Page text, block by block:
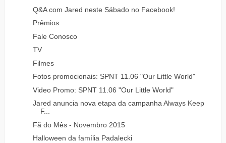
Q&A com Jared neste Sábado no Facebook!
Prêmios
Fale Conosco
TV
Filmes
Fotos promocionais: SPNT 11.06 "Our Little World"
Video Promo: SPNT 11.06 "Our Little World"
Jared anuncia nova etapa da campanha Always Keep
F...
Fã do Mês - Novembro 2015
Halloween da família Padalecki